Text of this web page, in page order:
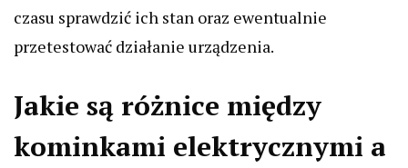
czasu sprawdzić ich stan oraz ewentualnie
przetestować działanie urządzenia.
Jakie są różnice między
kominkami elektrycznymi a